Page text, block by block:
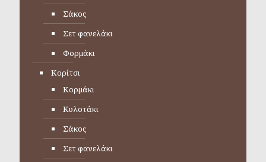
Σάκος
Σετ φανελάκι
Φορμάκι
Κορίτσι
Κορμάκι
Κυλοτάκι
Σάκος
Σετ φανελάκι